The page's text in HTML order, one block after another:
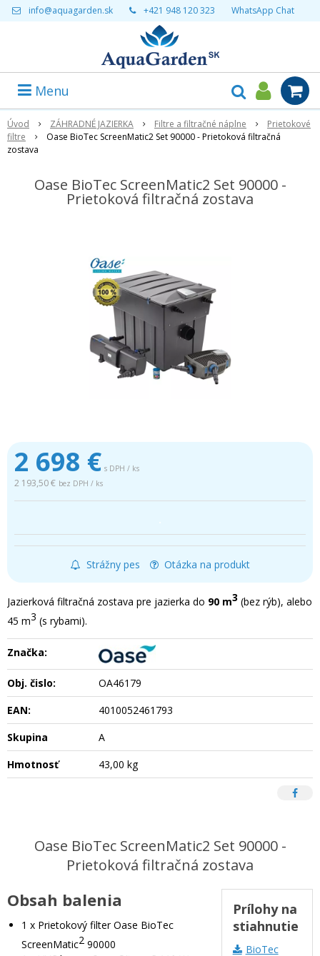
info@aquagarden.sk +421 948 120 323 WhatsApp Chat
Menu
Úvod ZÁHRADNÉ JAZIERKA Filtre a filtračné náplne
Prietokové
filtre
Oase BioTec ScreenMatic2 Set 90000 - Prietoková filtračná
zostava
Oase BioTec ScreenMatic2 Set 90000 -
Prietoková filtračná zostava
2 698 € s DPH / ks
2 193,50 € bez DPH / ks
Strážny pes Otázka na produkt
Jazierková filtračná zostava pre jazierka do 90 m3 (bez rýb), alebo
45 m3 (s rybami).
Značka:
Obj. čislo:
OA46179
EAN:
4010052461793
Skupina
A
Hmotnosť
43,00 kg
Oase BioTec ScreenMatic2 Set 90000 -
Prietoková filtračná zostava
Prílohy na
stiahnutie
BioTec
Obsah balenia
1 x Prietokový filter Oase BioTec
ScreenMatic2 90000